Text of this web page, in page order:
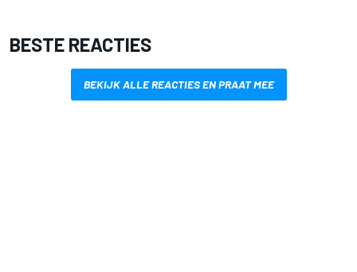
BESTE REACTIES
BEKIJK ALLE REACTIES EN PRAAT MEE